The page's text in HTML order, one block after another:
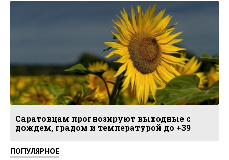
Саратовцам прогнозируют выходные с
дождем, градом и температурой до +39
ПОПУЛЯРНОЕ